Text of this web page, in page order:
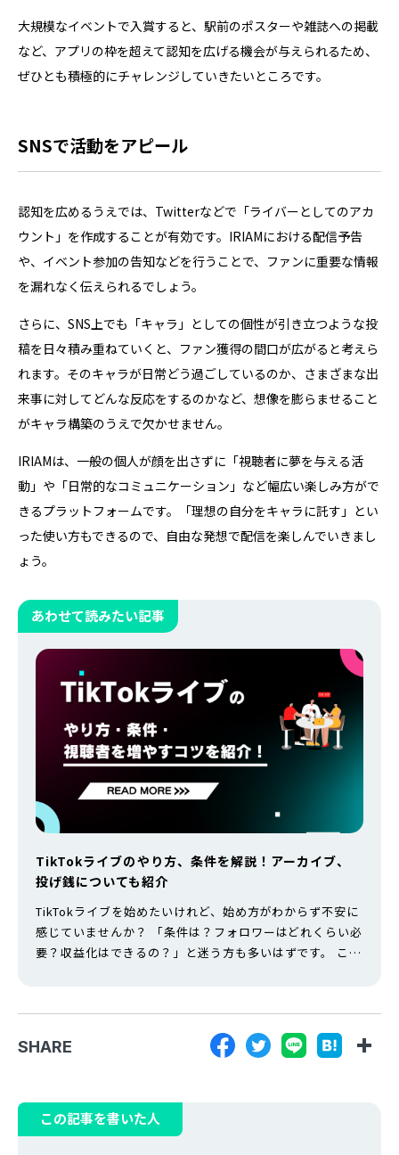
大規模なイベントで入賞すると、駅前のポスターや雑誌への掲載
など、アプリの枠を超えて認知を広げる機会が与えられるため、
ぜひとも積極的にチャレンジしていきたいところです。
SNSで活動をアピール
認知を広めるうえでは、Twitterなどで「ライバーとしてのアカ
ウント」を作成することが有効です。IRIAMにおける配信予告
や、イベント参加の告知などを行うことで、ファンに重要な情報
を漏れなく伝えられるでしょう。
さらに、SNS上でも「キャラ」としての個性が引き立つような投
稿を日々積み重ねていくと、ファン獲得の間口が広がると考えら
れます。そのキャラが日常どう過ごしているのか、さまざまな出
来事に対してどんな反応をするのかなど、想像を膨らませること
がキャラ構築のうえで欠かせません。
IRIAMは、一般の個人が顔を出さずに「視聴者に夢を与える活
動」や「日常的なコミュニケーション」など幅広い楽しみ方がで
きるプラットフォームです。「理想の自分をキャラに託す」とい
った使い方もできるので、自由な発想で配信を楽しんでいきまし
ょう。
あわせて読みたい記事
TikTokライブのやり方、条件を解説！アーカイブ、
投げ銭についても紹介
TikTokライブを始めたいけれど、始め方がわからず不安に
感じていませんか？ 「条件は？フォロワーはどれくらい必
要？収益化はできるの？」と迷う方も多いはずです。 この
条件 TikTokライブの始め方 TikTokライブのメリット 視聴
者を増やすコツ TikTokライブで収益化する方…
SHARE
この記事を書いた人